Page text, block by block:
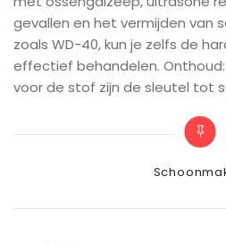
gevallen en het vermijden van
zoals WD-40, kun je zelfs de
effectief behandelen.
voor de stof zijn de sleutel tot
Categories